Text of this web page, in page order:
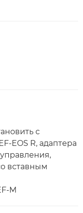
с
EOS R, адаптера
вставным
M